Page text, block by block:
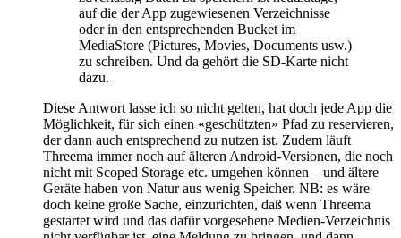
auf die der App zugewiesenen Verzeichnisse
oder in den entsprechenden Bucket im
MediaStore (Pictures, Movies, Documents usw.)
zu schreiben. Und da gehört die SD-Karte nicht
dazu.
Diese Antwort lasse ich so nicht gelten, hat doch jede App die
Möglichkeit, für sich einen «geschützten» Pfad zu reservieren,
der dann auch entsprechend zu nutzen ist. Zudem läuft
Threema immer noch auf älteren Android-Versionen, die noch
nicht mit Scoped Storage etc. umgehen können – und ältere
Geräte haben von Natur aus wenig Speicher. NB: es wäre
doch keine große Sache, einzurichten, daß wenn Threema
gestartet wird und das dafür vorgesehene Medien-Verzeichnis